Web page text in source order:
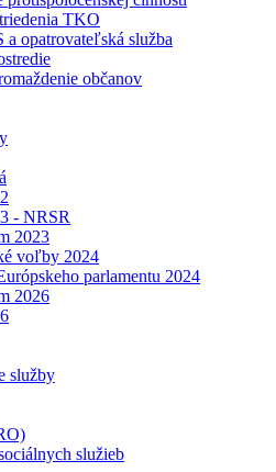
TKO
a opatrovateľská služba
občanov
- NRSR
2023
voľby 2024
parlamentu 2024
2026
služby
služieb